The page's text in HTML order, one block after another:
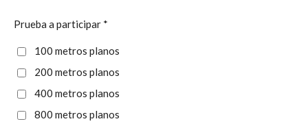
Prueba a participar *
100 metros planos
200 metros planos
400 metros planos
800 metros planos